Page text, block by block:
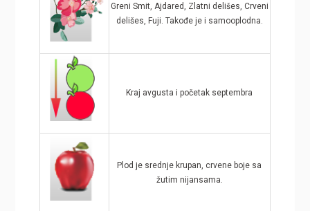
Greni Smit, Ajdared, Zlatni delišes, Crveni
delišes, Fuji. Takođe je i samooplodna.
Kraj avgusta i početak septembra
Plod je srednje krupan, crvene boje sa
žutim nijansama.